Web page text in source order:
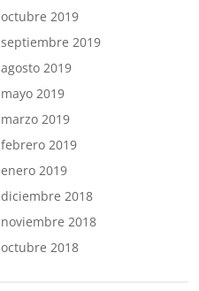
octubre 2019
septiembre 2019
agosto 2019
mayo 2019
marzo 2019
febrero 2019
enero 2019
diciembre 2018
noviembre 2018
octubre 2018